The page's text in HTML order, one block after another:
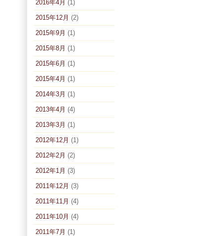
2016年4月 (1)
2015年12月 (2)
2015年9月 (1)
2015年8月 (1)
2015年6月 (1)
2015年4月 (1)
2014年3月 (1)
2013年4月 (4)
2013年3月 (1)
2012年12月 (1)
2012年2月 (2)
2012年1月 (3)
2011年12月 (3)
2011年11月 (4)
2011年10月 (4)
2011年7月 (1)